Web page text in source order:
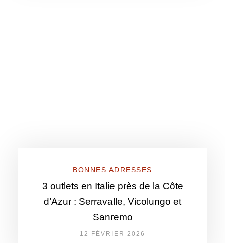
BONNES ADRESSES
3 outlets en Italie près de la Côte
d’Azur : Serravalle, Vicolungo et
Sanremo
12 FÉVRIER 2026